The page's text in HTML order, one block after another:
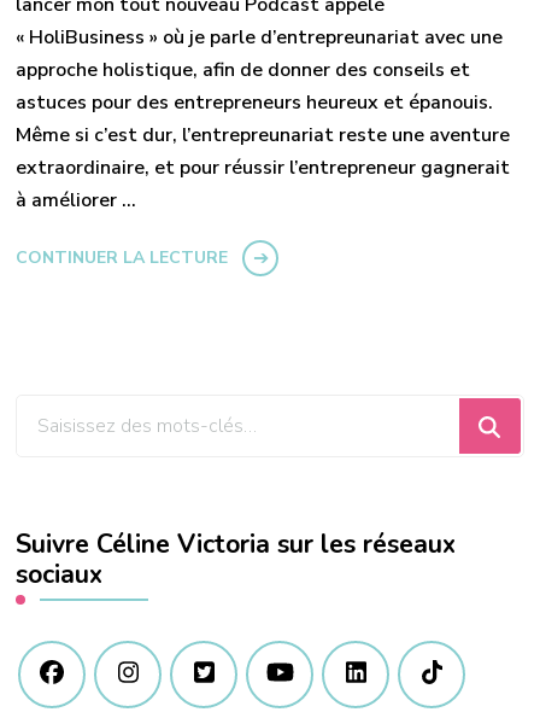
« HoliBusiness » où je parle d’entrepreunariat avec une
approche holistique, afin de donner des conseils et
astuces pour des entrepreneurs heureux et épanouis.
Même si c’est dur, l’entrepreunariat reste une aventure
extraordinaire, et pour réussir l’entrepreneur gagnerait
à améliorer …
CONTINUER LA LECTURE
?
Suivre Céline Victoria sur les réseaux
sociaux